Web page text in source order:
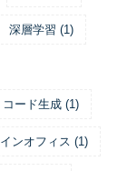
深層学習 (1)
コード生成 (1)
ンオフィス (1)